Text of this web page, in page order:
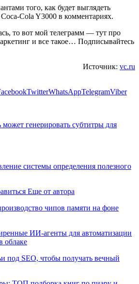
того, как будет выглядеть
Cola Y3000 в комментариях.
то вот мой телеграмм — тут про
и все такое… Подписывайтесь
Источник: vc.ru
TwitterWhatsAppTelegramViber
может генерировать субтитры для
системы определения полезного
Еще от автора
чипов памяти на фоне
ИИ‑агенты для автоматизации
облаке
под SEO, чтобы получать вечный